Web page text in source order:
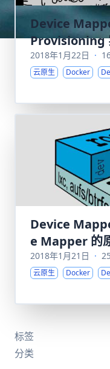
Device
Provisioning
2018年1月22日 ·
云原生 Docker
Device
e Mapper 的
2018年1月21日 ·
云原生 Docker
标签
分类